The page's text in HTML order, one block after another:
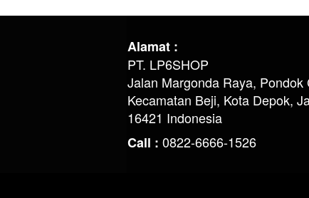
Alamat :
PT. LP6SHOP
Jalan Margonda Raya, Pondok
Kecamatan Beji, Kota Depok,
16421 Indonesia
Call : 0822-6666-1526